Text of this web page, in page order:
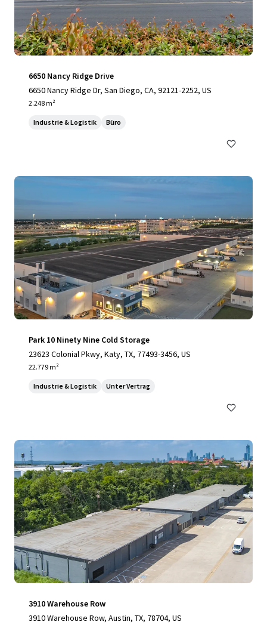
6650 Nancy Ridge Drive
6650 Nancy Ridge Dr, San Diego, CA, 92121-2252, US
2.248 m²
Industrie & Logistik Büro
Park 10 Ninety Nine Cold Storage
23623 Colonial Pkwy, Katy, TX, 77493-3456, US
22.779 m²
Industrie & Logistik Unter Vertrag
3910 Warehouse Row
3910 Warehouse Row, Austin, TX, 78704, US